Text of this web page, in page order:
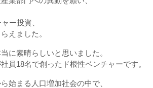
ー投資、
えました。
に素晴らしいと思いました。
員18名で創ったド根性ベンチャーです。
始まる人口増加社会の中で、